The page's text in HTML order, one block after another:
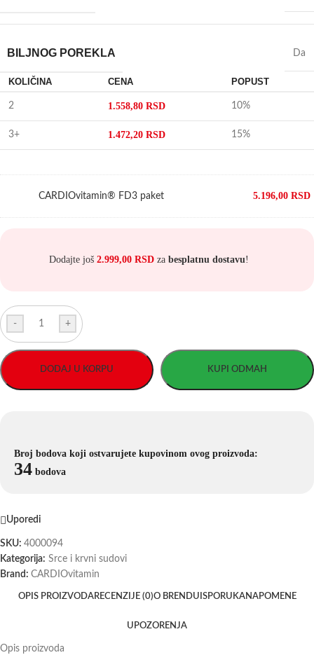
BILJNOG POREKLA Da
KOLIČINA CENA POPUST
2 1.558,80 RSD 10%
3+ 1.472,20 RSD 15%
CARDIOvitamin® FD3 paket 5.196,00 RSD
Dodajte još 2.999,00 RSD za besplatnu dostavu!
- +
DODAJ U KORPU KUPI ODMAH
Broj bodova koji ostvarujete kupovinom ovog proizvoda:
34 bodova
Uporedi
SKU: 4000094
Kategorija: Srce i krvni sudovi
Brand: CARDIOvitamin
OPIS PROIZVODARECENZIJE (0)O BRENDU ISPORUKANAPOMENE
UPOZORENJA
Opis proizvoda